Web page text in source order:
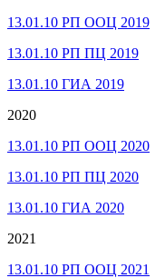
13.01.10 РП ООЦ 2019
13.01.10 РП ПЦ 2019
13.01.10 ГИА 2019
2020
13.01.10 РП ООЦ 2020
13.01.10 РП ПЦ 2020
13.01.10 ГИА 2020
2021
13.01.10 РП ООЦ 2021